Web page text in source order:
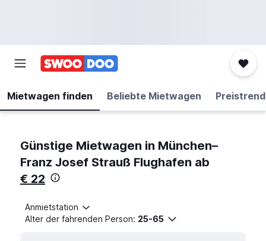
Mietwagen finden Beliebte Mietwagen
Günstige Mietwagen in München–
Franz Josef Strauß Flughafen ab
€ 22
Anmietstation
Alter der fahrenden Person: 25-65